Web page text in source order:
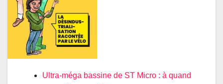
Ultra-méga bassine de ST Micro : à quand